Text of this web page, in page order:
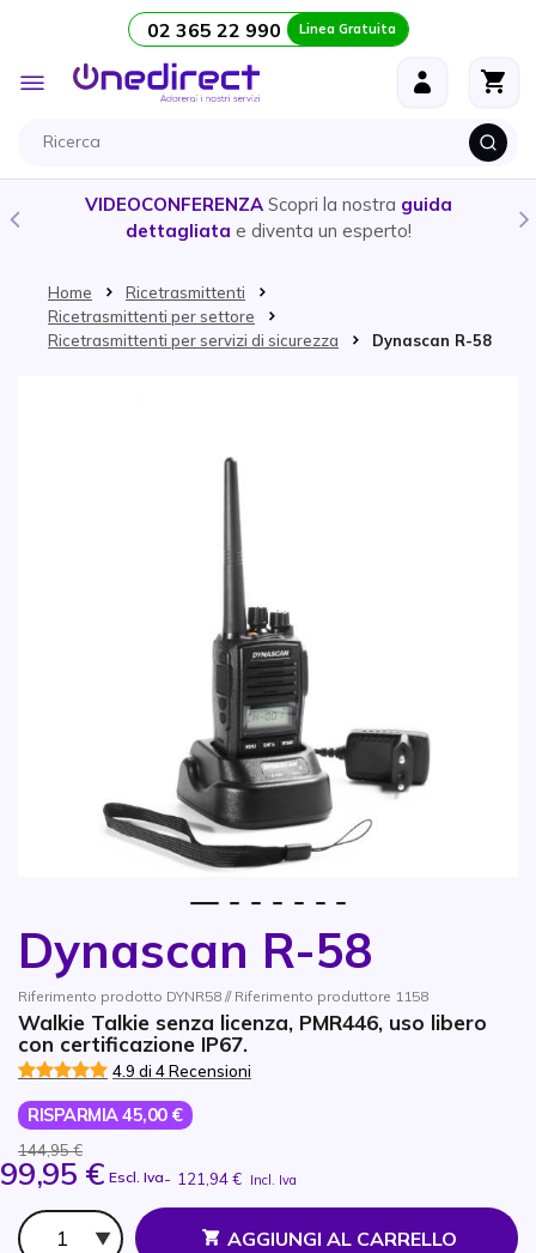
Salta al contenuto 02 365 22 990 Linea Gratuita
Toggle
Nav
VIDEOCONFERENZA Scopri la nostra guida
dettagliata e diventa un esperto!
Home
Ricetrasmittenti
Ricetrasmittenti per settore
Ricetrasmittenti per servizi di sicurezza
Dynascan R-58
Dynascan R-58
Riferimento prodotto DYNR58 // Riferimento produttore 1158
Walkie Talkie senza licenza, PMR446, uso libero
con certificazione IP67.
4.9 di 4 Recensioni
RISPARMIA 45,00 €
144,95 €
99,95 € Escl. Iva- 121,94 € Incl. Iva
Qtà
AGGIUNGI AL CARRELLO
Vai all'inizio della galleria di immagini